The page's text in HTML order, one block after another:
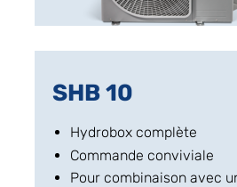
SHB 10
Hydrobox complète
Commande conviviale
Pour combinaison avec